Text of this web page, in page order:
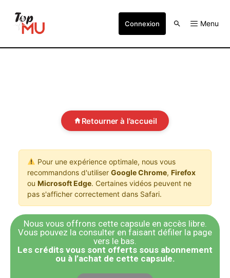
Connexion Menu
Retourner à l'accueil
Pour une expérience optimale, nous vous
recommandons d'utiliser Google Chrome, Firefox
ou Microsoft Edge. Certaines vidéos peuvent ne
pas s'afficher correctement dans Safari.
Nous vous offrons cette capsule en accès libre.
Vous pouvez la consulter en faisant défiler la page
vers le bas.
​Les crédits vous sont offerts sous abonnement
ou à l’achat de cette capsule.